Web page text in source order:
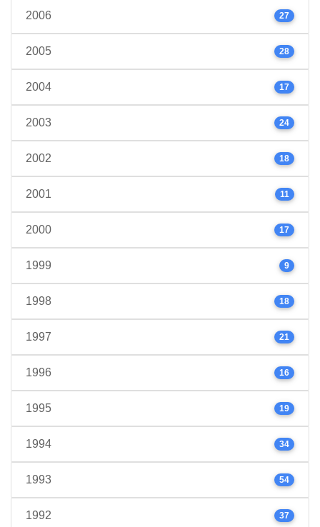
2006 27
2005 28
2004 17
2003 24
2002 18
2001 11
2000 17
1999 9
1998 18
1997 21
1996 16
1995 19
1994 34
1993 54
1992 37